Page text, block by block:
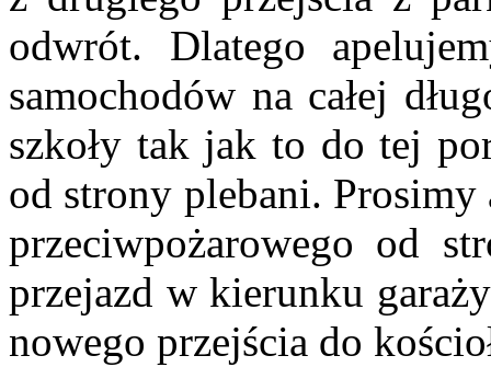
odwrót. Dlatego
samochodów na całej
szkoły tak jak to do tej
od strony plebani. Prosimy
przeciwpożarowego od
przejazd w kierunku
nowego przejścia do